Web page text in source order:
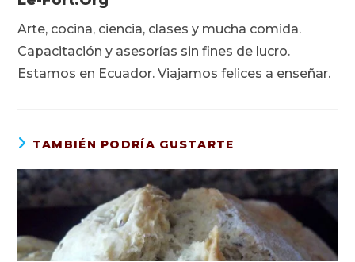
Arte, cocina, ciencia, clases y mucha comida.
Capacitación y asesorías sin fines de lucro.
Estamos en Ecuador. Viajamos felices a enseñar.
TAMBIÉN PODRÍA GUSTARTE